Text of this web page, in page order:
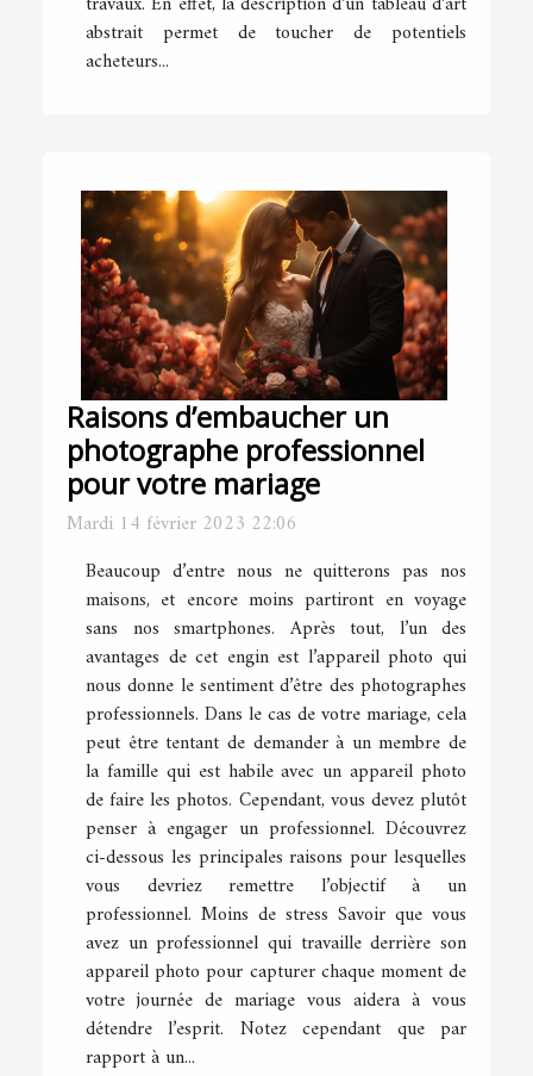
abstrait permet de toucher de potentiels
acheteurs...
Raisons d’embaucher un
photographe professionnel
pour votre mariage
Mardi 14 février 2023 22:06
Beaucoup d’entre nous ne quitterons pas nos
maisons, et encore moins partiront en voyage
sans nos smartphones. Après tout, l’un des
avantages de cet engin est l’appareil photo qui
nous donne le sentiment d’être des photographes
professionnels. Dans le cas de votre mariage, cela
peut être tentant de demander à un membre de
la famille qui est habile avec un appareil photo
de faire les photos. Cependant, vous devez plutôt
penser à engager un professionnel. Découvrez
ci-dessous les principales raisons pour lesquelles
vous devriez remettre l’objectif à un
professionnel. Moins de stress Savoir que vous
avez un professionnel qui travaille derrière son
appareil photo pour capturer chaque moment de
votre journée de mariage vous aidera à vous
détendre l’esprit. Notez cependant que par
rapport à un...